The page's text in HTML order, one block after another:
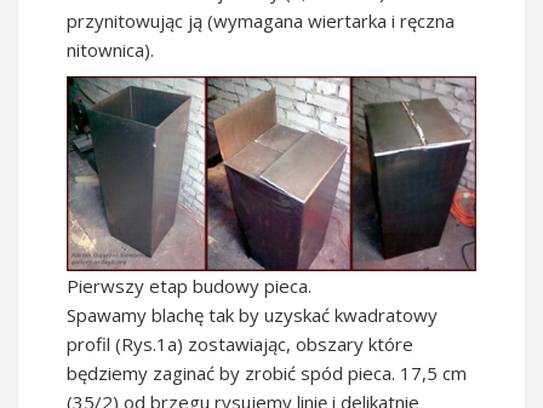
przynitowując ją (wymagana wiertarka i ręczna
nitownica).
Pierwszy etap budowy pieca.
Spawamy blachę tak by uzyskać kwadratowy
profil (Rys.1a) zostawiając, obszary które
będziemy zaginać by zrobić spód pieca. 17,5 cm
(35/2) od brzegu rysujemy linię i delikatnie